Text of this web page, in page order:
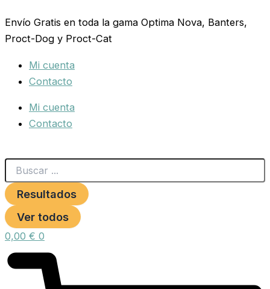
al
contenido
Envío Gratis en toda la gama Optima Nova, Banters,
Proct-Dog y Proct-Cat
Mi cuenta
Contacto
Mi cuenta
Contacto
...
Resultados
Ver todos
0,00 € 0
BAÑO
CHINCHILLA
3
Benelux
cantidad